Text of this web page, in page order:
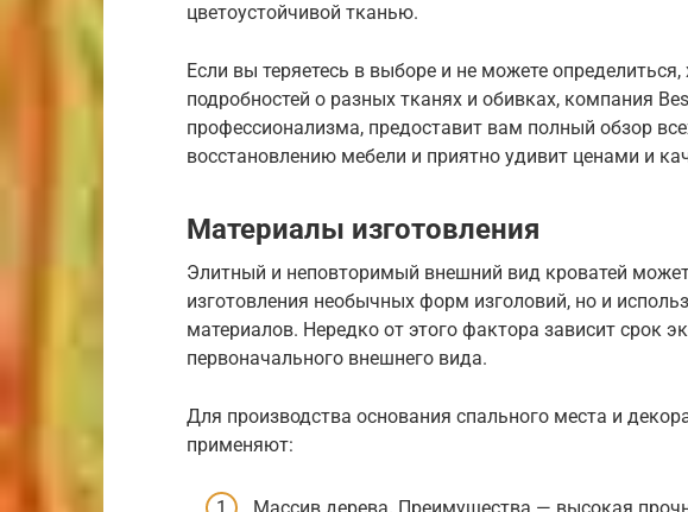
цветоустойчивой тканью.
Если вы теряетесь в выборе и не можете
подробностей о разных тканях и обивках, компания
профессионализма, предоставит вам полный обзор
восстановлению мебели и приятно удивит ценами и
Материалы изготовления
Элитный и неповторимый внешний вид кроватей
изготовления необычных форм изголовий, но и
материалов. Нередко от этого фактора зависит срок
первоначального внешнего вида.
Для производства основания спального места и
применяют: